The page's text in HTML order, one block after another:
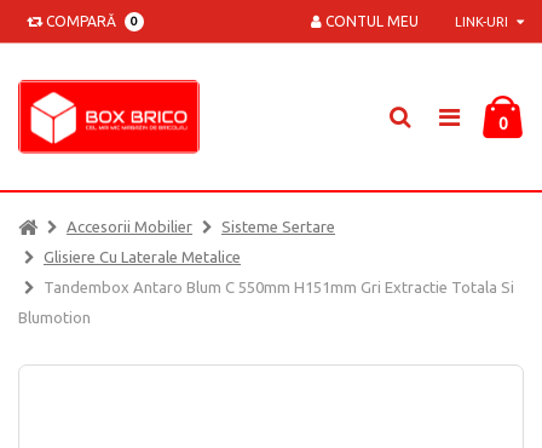
COMPARĂ 0 LINK-URI
CONTUL MEU
0
Accesorii Mobilier
Sisteme Sertare
Glisiere Cu Laterale Metalice
Tandembox Antaro Blum C 550mm H151mm Gri Extractie Totala Si
Blumotion